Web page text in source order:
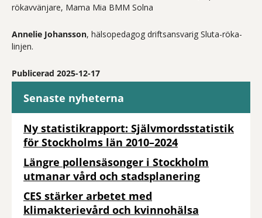
rökavvänjare, Mama Mia BMM Solna
Annelie Johansson, hälsopedagog driftsansvarig Sluta-röka-
linjen.
Publicerad 2025-12-17
Senaste nyheterna
Ny statistikrapport: Självmordsstatistik
för Stockholms län 2010–2024
Längre pollensäsonger i Stockholm
utmanar vård och stadsplanering
CES stärker arbetet med
klimakterievård och kvinnohälsa